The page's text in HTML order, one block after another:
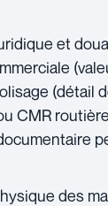
et
(détail
CMR
des